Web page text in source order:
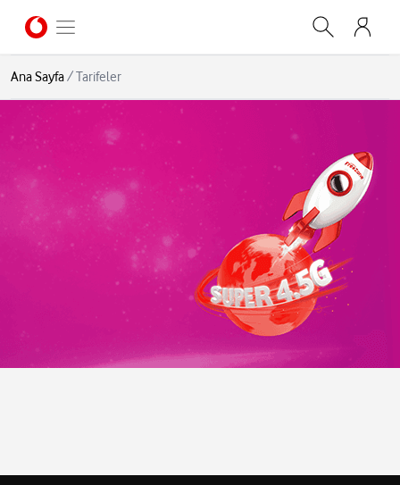
Ana Sayfa/Tarifeler